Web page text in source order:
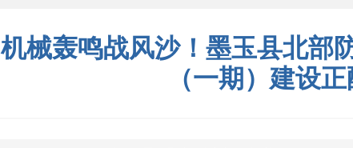
机械轰鸣战风沙！墨玉县北部
（一期）建设